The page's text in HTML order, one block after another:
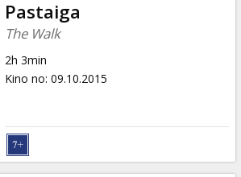
Pastaiga
The Walk
2h 3min
Kino no: 09.10.2015